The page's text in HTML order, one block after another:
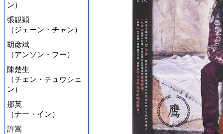
ン）
張靚穎
（ジェーン・チャン）
胡彦斌
（アンソン・フー）
陳楚生
（チェン・チュウシェ
ン）
那英
（ナー・イン）
許嵩